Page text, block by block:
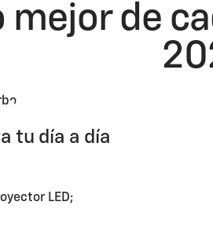
mejor de
tu día a día
LED;